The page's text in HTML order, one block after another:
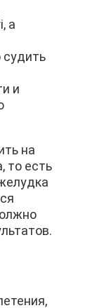
а
судить
и
на
то есть